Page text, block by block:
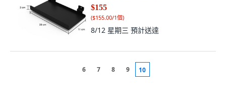
$155
($155.00/1個)
8/12 星期三 預計送達
6 7 8 9 10